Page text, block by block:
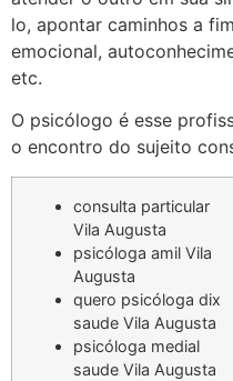
lo, apontar caminhos a
emocional,
etc.
O psicólogo é esse
o encontro do sujeito
consulta particular
Vila Augusta
psicóloga amil Vila
Augusta
quero psicóloga dix
saude Vila Augusta
psicóloga medial
saude Vila Augusta